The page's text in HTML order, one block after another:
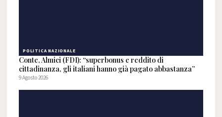
POLITICA NAZIONALE
Conte, Almici (FDI): “superbonus e reddito di
cittadinanza, gli italiani hanno già pagato abbastanza”
9 Agosto 2026